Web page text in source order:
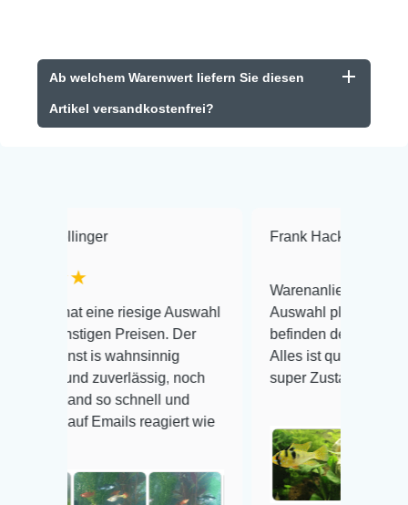
Ab welchem Warenwert liefern Sie diesen
Artikel versandkostenfrei?
eine riesige Auswahl
Preisen. Der
is wahnsinnig
zuverlässig, noch
so schnell und
Emails reagiert wie
Frank Hackmayer
Warenanlieferung Top und die
Auswahl plus gesundheitliches
befinden der Fische einwandfrei.
Alles ist quick lebendig und im
super Zustand. Gerne wieder 😃